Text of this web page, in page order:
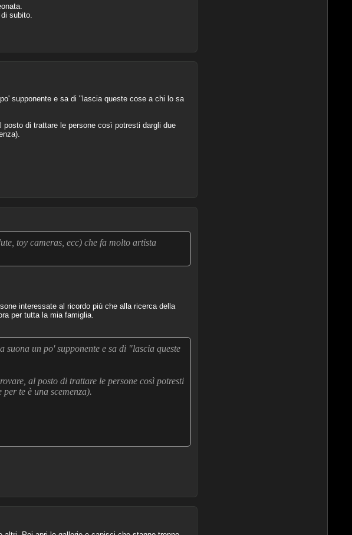
subito.
supponente e sa di "lascia queste cose a chi lo sa
di trattare le persone così potresti dargli due
toy cameras, ecc) che fa molto artista
interessate al ricordo più che alla ricerca della
per tutta la mia famiglia.
un po' supponente e sa di "lascia queste
al posto di trattare le persone così potresti
te è una scemenza).